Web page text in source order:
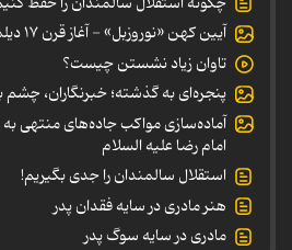
آیین کهن «نوروزبل» - آغاز قرن ۱۷ دیلمی
تاوان زیاد نشستن چیست؟
پنجره‌ای به گذشته؛ خبرنگاران، چشم
آماده‌سازی مواکب جاده‌های منتهی
امام رضا علیه السلام
استقلال سالمندان را جدی بگیریم!
هنر مادری در سایه‌ فقدان پدر
مادری در سایه سوگ پدر